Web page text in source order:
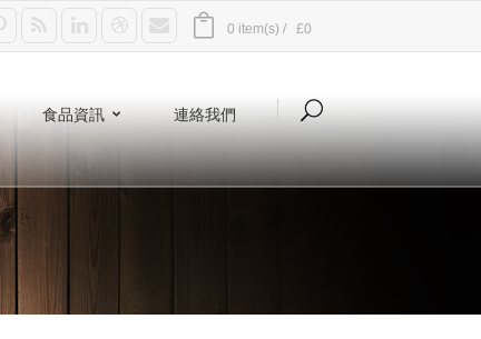
0 item(s) / £0
食品資訊 連絡我們